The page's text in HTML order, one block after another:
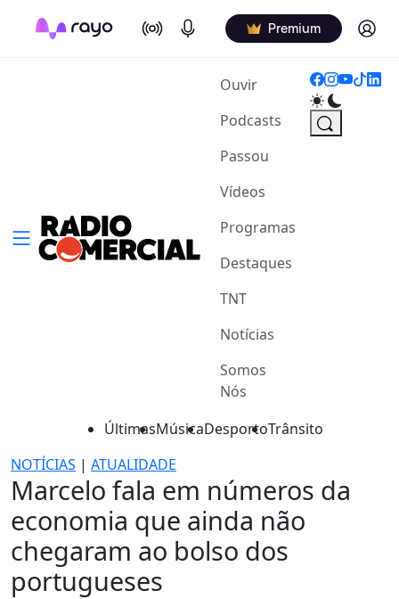
On Air Podcasts Premium Log in
Ouvir(current)
Podcasts
Passou
Vídeos
Programas
Destaques
TNT
Notícias
Somos
Nós
ÚltimasMúsicaDesportoTrânsito
NOTÍCIAS | ATUALIDADE
Marcelo fala em números da
economia que ainda não
chegaram ao bolso dos
portugueses